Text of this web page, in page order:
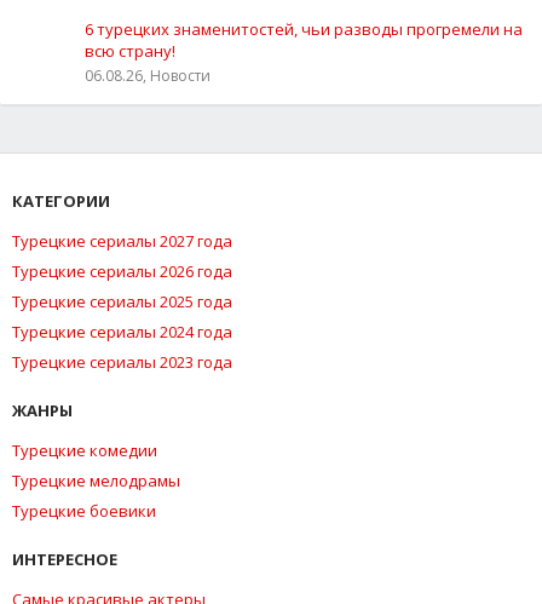
6 турецких знаменитостей, чьи разводы прогремели на
всю страну!
06.08.26, Новости
КАТЕГОРИИ
Турецкие сериалы 2027 года
Турецкие сериалы 2026 года
Турецкие сериалы 2025 года
Турецкие сериалы 2024 года
Турецкие сериалы 2023 года
ЖАНРЫ
Турецкие комедии
Турецкие мелодрамы
Турецкие боевики
ИНТЕРЕСНОЕ
Самые красивые актеры